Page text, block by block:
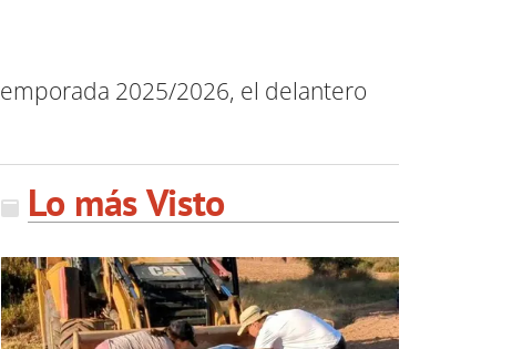
2025/2026, el delantero
Lo más Visto